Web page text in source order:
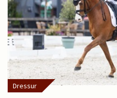
Dressur